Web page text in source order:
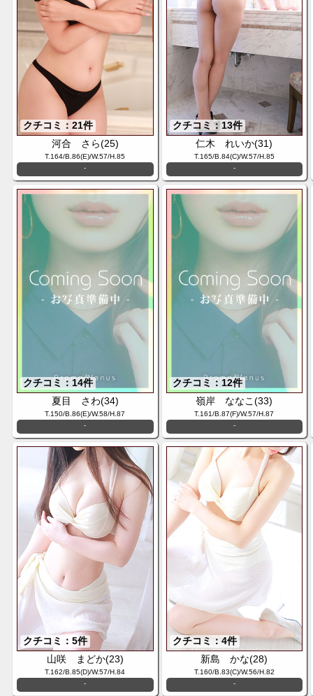
クチコミ：21件
河合 さら(25)
T.164/B.86(E)/W.57/H.85
-
クチコミ：13件
仁木 れいか(31)
T.165/B.84(C)/W.57/H.85
-
クチコミ：14件
夏目 さわ(34)
T.150/B.86(E)/W.58/H.87
-
クチコミ：12件
嶺岸 ななこ(33)
T.161/B.87(F)/W.57/H.87
-
クチコミ：5件
山咲 まどか(23)
T.162/B.85(D)/W.57/H.84
-
クチコミ：4件
新島 かな(28)
T.160/B.83(C)/W.56/H.82
-